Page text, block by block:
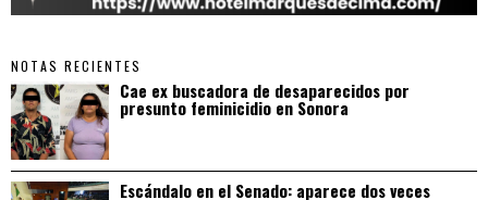
NOTAS RECIENTES
Cae ex buscadora de desaparecidos por
presunto feminicidio en Sonora
Escándalo en el Senado: aparece dos veces